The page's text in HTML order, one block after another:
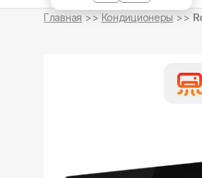
Главная Кондиционеры